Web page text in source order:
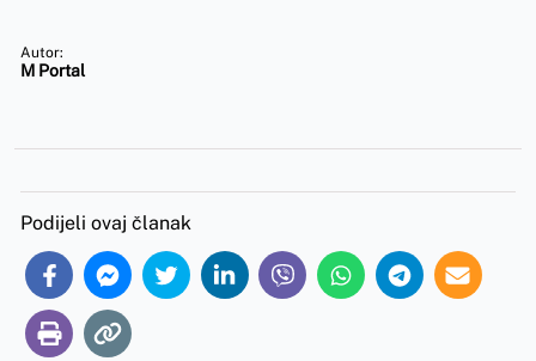
Autor:
M Portal
Podijeli ovaj članak